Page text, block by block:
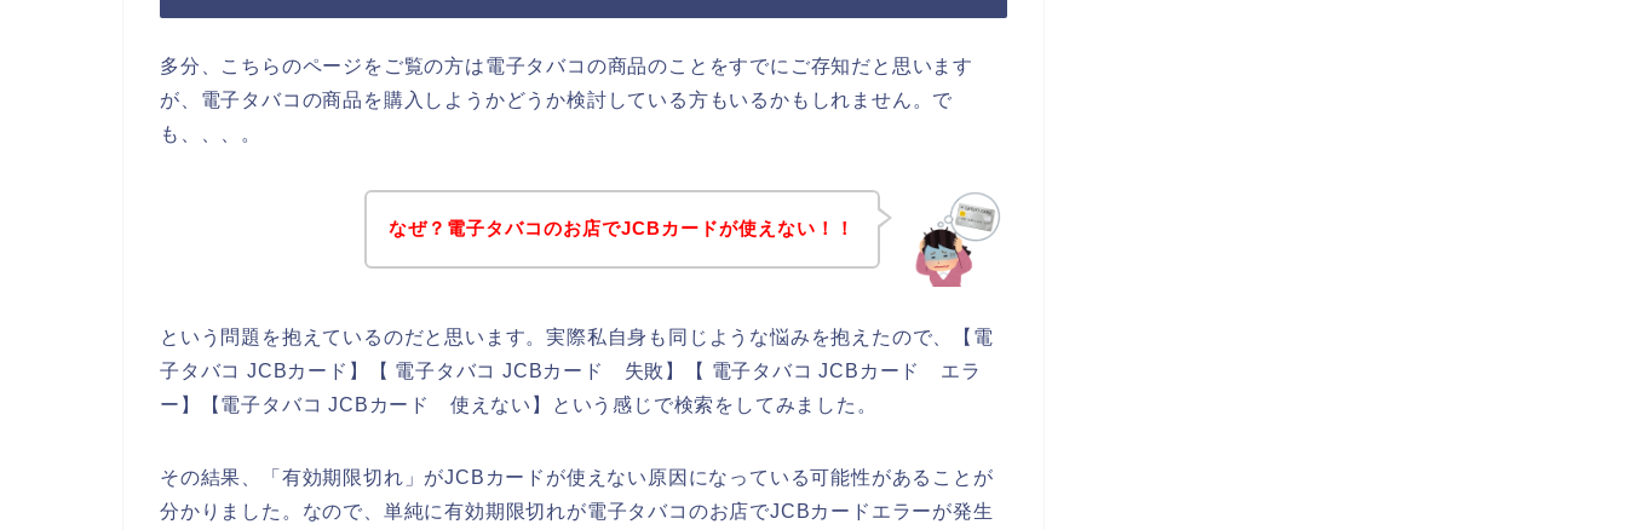
多分、こちらのページをご覧の方は電子タバコの商品のことをすでにご存知だと思います
が、電子タバコの商品を購入しようかどうか検討している方もいるかもしれません。で
も、、、。
なぜ？電子タバコのお店でJCBカードが使えない！！
という問題を抱えているのだと思います。実際私自身も同じような悩みを抱えたので、【電
子タバコ JCBカード】【 電子タバコ JCBカード 失敗】【 電子タバコ JCBカード エラ
ー】【電子タバコ JCBカード 使えない】という感じで検索をしてみました。
その結果、「有効期限切れ」がJCBカードが使えない原因になっている可能性があることが
分かりました。なので、単純に有効期限切れが電子タバコのお店でJCBカードエラーが発生